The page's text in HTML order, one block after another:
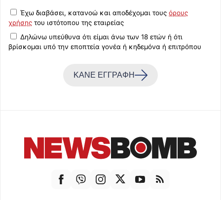
Έχω διαβάσει, κατανοώ και αποδέχομαι τους όρους
χρήσης του ιστότοπου της εταιρείας
Δηλώνω υπεύθυνα ότι είμαι άνω των 18 ετών ή ότι
βρίσκομαι υπό την εποπτεία γονέα ή κηδεμόνα ή επιτρόπου
ΚΑΝΕ ΕΓΓΡΑΦΗ